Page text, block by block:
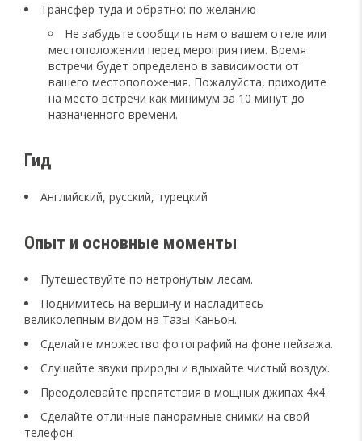
Трансфер туда и обратно: по желанию
Не забудьте сообщить нам о вашем отеле или
местоположении перед мероприятием. Время
встречи будет определено в зависимости от
вашего местоположения. Пожалуйста, приходите
на место встречи как минимум за 10 минут до
назначенного времени.
Гид
Английский, русский, турецкий
Опыт и основные моменты
Путешествуйте по нетронутым лесам.
Поднимитесь на вершину и насладитесь
великолепным видом на Тазы-Каньон.
Сделайте множество фотографий на фоне пейзажа.
Слушайте звуки природы и вдыхайте чистый воздух.
Преодолевайте препятствия в мощных джипах 4x4.
Сделайте отличные панорамные снимки на свой
телефон.